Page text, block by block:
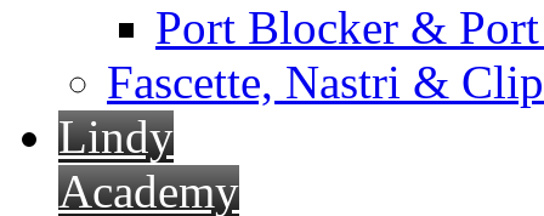
Port Blocker &
Fascette, Nastri &
Lindy
Academy